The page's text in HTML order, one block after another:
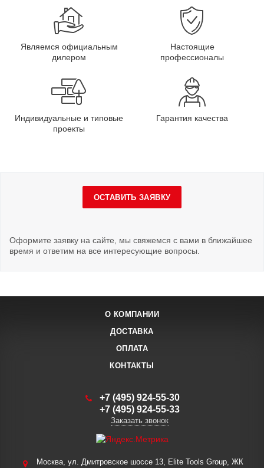
Являемся официальным
дилером
Настоящие
профессионалы
Индивидуальные и типовые
проекты
Гарантия качества
ОСТАВИТЬ ЗАЯВКУ
Оформите заявку на сайте, мы свяжемся с вами в ближайшее
время и ответим на все интересующие вопросы.
О КОМПАНИИ
ДОСТАВКА
ОПЛАТА
КОНТАКТЫ
+7 (495) 924-55-30
+7 (495) 924-55-33
Заказать звонок
Москва, ул. Дмитровское шоссе 13, Elite Tools Group, ЖК